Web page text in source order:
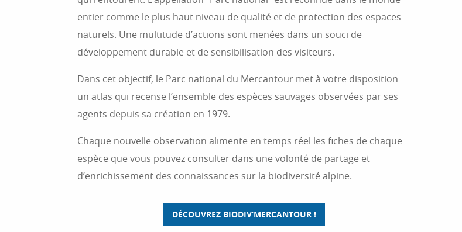
entier comme le plus haut niveau de qualité et de protection des espaces
naturels. Une multitude d’actions sont menées dans un souci de
développement durable et de sensibilisation des visiteurs.
Dans cet objectif, le Parc national du Mercantour met à votre disposition
un atlas qui recense l’ensemble des espèces sauvages observées par ses
agents depuis sa création en 1979.
Chaque nouvelle observation alimente en temps réel les fiches de chaque
espèce que vous pouvez consulter dans une volonté de partage et
d’enrichissement des connaissances sur la biodiversité alpine.
DÉCOUVREZ BIODIV’MERCANTOUR !